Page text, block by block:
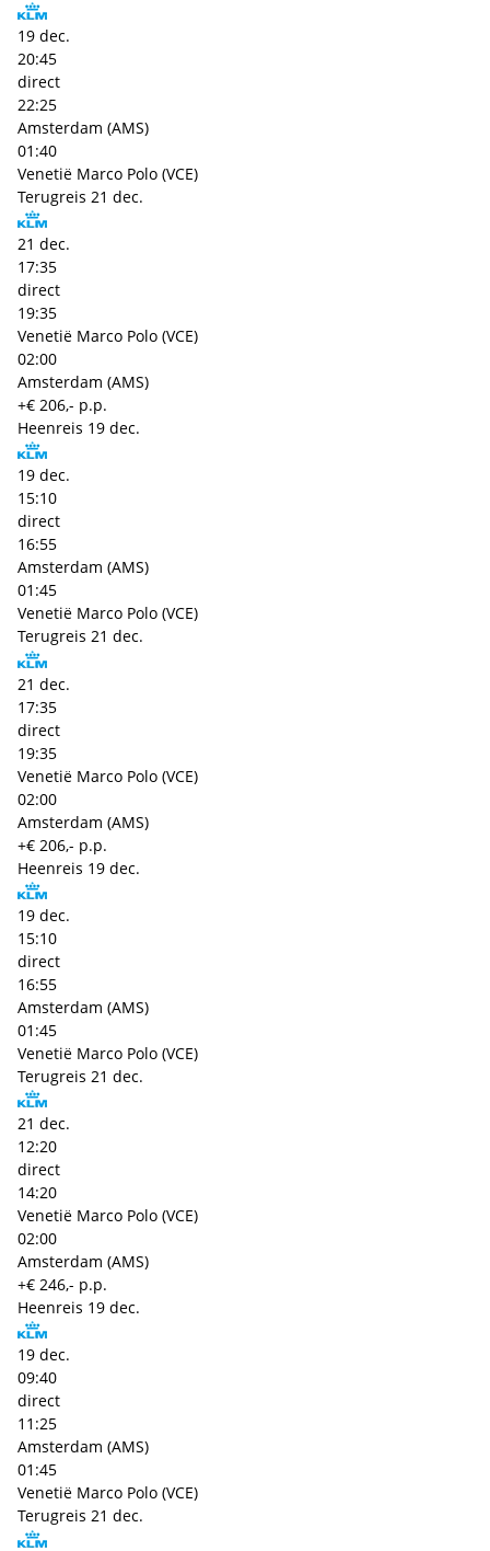
19 dec.
20:45
direct
22:25
Amsterdam (AMS)
01:40
Venetië Marco Polo (VCE)
Terugreis 21 dec.
21 dec.
17:35
direct
19:35
Venetië Marco Polo (VCE)
02:00
Amsterdam (AMS)
+€ 206,- p.p.
Heenreis 19 dec.
19 dec.
15:10
direct
16:55
Amsterdam (AMS)
01:45
Venetië Marco Polo (VCE)
Terugreis 21 dec.
21 dec.
17:35
direct
19:35
Venetië Marco Polo (VCE)
02:00
Amsterdam (AMS)
+€ 206,- p.p.
Heenreis 19 dec.
19 dec.
15:10
direct
16:55
Amsterdam (AMS)
01:45
Venetië Marco Polo (VCE)
Terugreis 21 dec.
21 dec.
12:20
direct
14:20
Venetië Marco Polo (VCE)
02:00
Amsterdam (AMS)
+€ 246,- p.p.
Heenreis 19 dec.
19 dec.
09:40
direct
11:25
Amsterdam (AMS)
01:45
Venetië Marco Polo (VCE)
Terugreis 21 dec.